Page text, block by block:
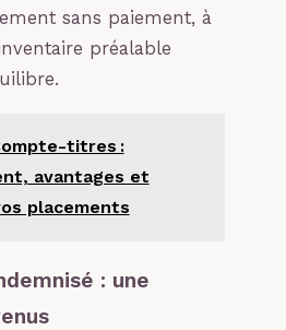
sans paiement, à
préalable
titres :
avantages et
placements
: une